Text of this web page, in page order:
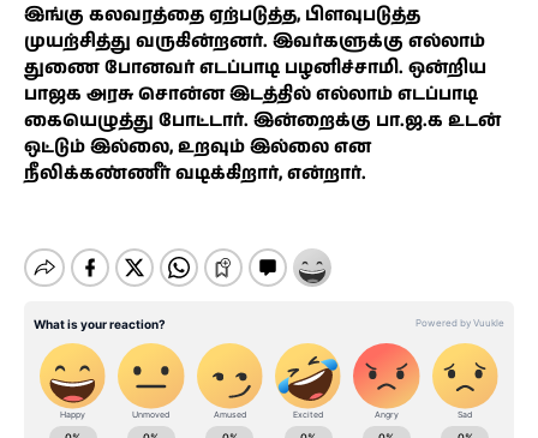
இங்கு கலவரத்தை ஏற்படுத்த, பிளவுபடுத்த
முயற்சித்து வருகின்றனர். இவர்களுக்கு எல்லாம்
துணை போனவர் எடப்பாடி பழனிச்சாமி. ஒன்றிய
பாஜக அரசு சொன்ன இடத்தில் எல்லாம் எடப்பாடி
கையெழுத்து போட்டார். இன்றைக்கு பா.ஜ.க உடன்
ஒட்டும் இல்லை, உறவும் இல்லை என
நீலிக்கண்ணீர் வடிக்கிறார், என்றார்.